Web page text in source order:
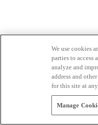
We use cookies
parties to access
analyze and
address and
for this site at
Manage